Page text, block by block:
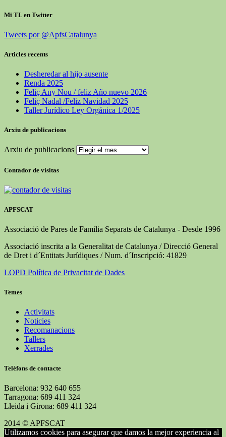
Mi TL en Twitter
Tweets por @ApfsCatalunya
Articles recents
Desheredar al hijo ausente
Renda 2025
Feliç Any Nou / feliz Año nuevo 2026
Feliç Nadal /Feliz Navidad 2025
Taller Jurídico Ley Orgánica 1/2025
Arxiu de publicacions
Arxiu de publicacions
Contador de visitas
APFSCAT
Associació de Pares de Familia Separats de Catalunya - Desde 1996
Associació inscrita a la Generalitat de Catalunya / Direcció General
de Dret i d´Entitats Jurídiques / Num. d´Inscripció: 41829
LOPD Política de Privacitat de Dades
Temes
Activitats
Noticies
Recomanacions
Tallers
Xerrades
Telèfons de contacte
Barcelona: 932 640 655
Tarragona: 689 411 324
Lleida i Girona: 689 411 324
2014 © APFSCAT
Utilizamos cookies para asegurar que damos la mejor experiencia al